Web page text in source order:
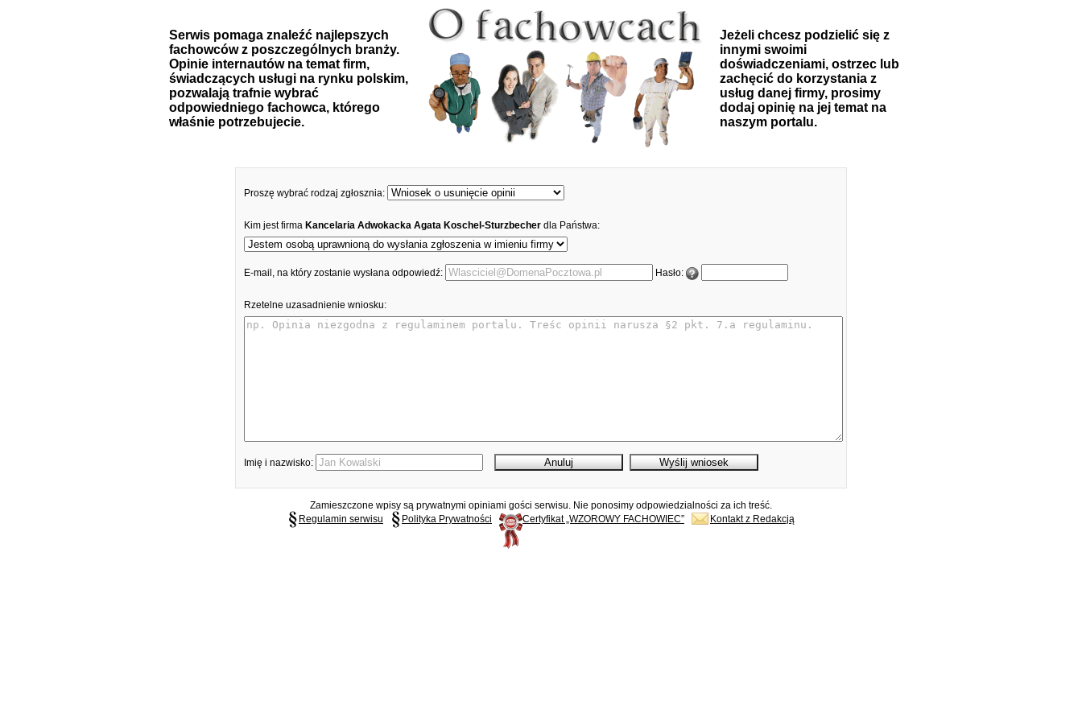
Serwis pomaga znaleźć najlepszych
fachowców z poszczególnych branży.
Opinie internautów na temat firm,
świadczących usługi na rynku polskim,
pozwalają trafnie wybrać
odpowiedniego fachowca, którego
właśnie potrzebujecie.
Jeżeli chcesz podzielić się z
innymi swoimi
doświadczeniami, ostrzec lub
zachęcić do korzystania z
usług danej firmy, prosimy
dodaj opinię na jej temat na
naszym portalu.
Proszę wybrać rodzaj zgłosznia:
Kim jest firma Kancelaria Adwokacka Agata Koschel-Sturzbecher dla Państwa:
E-mail, na który zostanie wysłana odpowiedź: Hasło:
Rzetelne uzasadnienie wniosku:
Imię i nazwisko:
Zamieszczone wpisy są prywatnymi opiniami gości serwisu. Nie ponosimy odpowiedzialności za ich treść.
Regulamin serwisu
Polityka Prywatności Certyfikat „WZOROWY FACHOWIEC” Kontakt z Redakcją